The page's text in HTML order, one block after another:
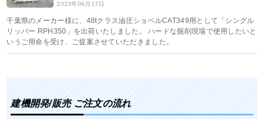
2023年06月17日
千葉県のメーカー様に、48tクラス油圧ショベルCAT349用として「シングル
リッパー RPH350」を出荷いたしました。 ハードな掘削現場で使用したいと
いうご用命を受け、ご提案させていただきました。
建機開発/販売 ご注文の流れ